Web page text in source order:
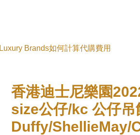
Luxury Brands如何計算代購費用
香港迪士尼樂園
size公仔/kc 公仔吊
Duffy/ShellieMay/